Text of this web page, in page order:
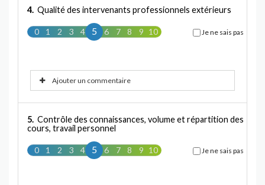
4. Qualité des intervenants professionnels extérieurs
5
0 1 2 3 4 5 6 7 8 9 10 Je ne sais pas
Ajouter un commentaire
5. Contrôle des connaissances, volume et répartition des
cours, travail personnel
5
0 1 2 3 4 5 6 7 8 9 10 Je ne sais pas